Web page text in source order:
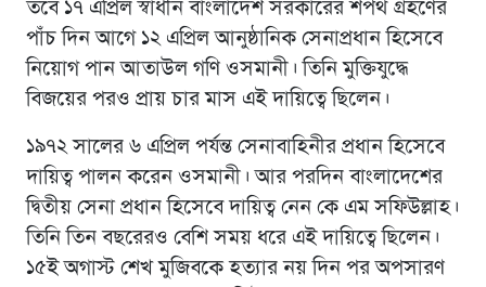
তবে ১৭ এপ্রিল স্বাধীন বাংলাদেশ সরকারের শপথ গ্রহণের
পাঁচ দিন আগে ১২ এপ্রিল আনুষ্ঠানিক সেনাপ্রধান হিসেবে
নিয়োগ পান আতাউল গণি ওসমানী। তিনি মুক্তিযুদ্ধে
বিজয়ের পরও প্রায় চার মাস এই দায়িত্বে ছিলেন।
১৯৭২ সালের ৬ এপ্রিল পর্যন্ত সেনাবাহিনীর প্রধান হিসেবে
দায়িত্ব পালন করেন ওসমানী। আর পরদিন বাংলাদেশের
দ্বিতীয় সেনা প্রধান হিসেবে দায়িত্ব নেন কে এম সফিউল্লাহ।
তিনি তিন বছরেরও বেশি সময় ধরে এই দায়িত্বে ছিলেন।
১৫ই অগাস্ট শেখ মুজিবকে হত্যার নয় দিন পর অপসারণ